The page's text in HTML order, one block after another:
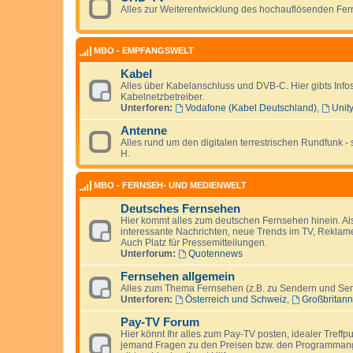
Alles zur Weiterentwicklung des hochauflösenden
MBO - EMPFANGSWELT
Kabel
Alles über Kabelanschluss und DVB-C. Hier gibts
Kabelnetzbetreiber.
Unterforen:
Vodafone (Kabel Deutschland),
Antenne
Alles rund um den digitalen terrestrischen Rundfunk
H.
MBO - FERNSEH- UND MEDIENWELT
Deutsches Fernsehen
Hier kommt alles zum deutschen Fernsehen hinein.
interessante Nachrichten, neue Trends im TV,
Auch Platz für Pressemitteilungen.
Unterforum:
Quotennews
Fernsehen allgemein
Alles zum Thema Fernsehen (z.B. zu Sendern und
Unterforen:
Österreich und Schweiz,
Pay-TV Forum
Hier könnt Ihr alles zum Pay-TV posten, idealer
jemand Fragen zu den Preisen bzw. den